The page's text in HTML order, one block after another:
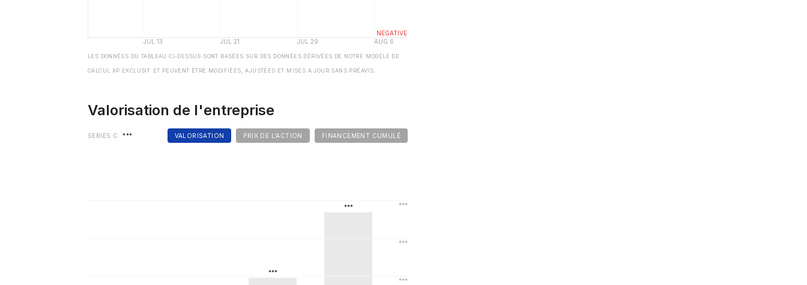
LES DONNÉES DU TABLEAU CI-DESSUS SONT BASÉES SUR DES DONNÉES DÉRIVÉES DE NOTRE MODÈLE DE
CALCUL XP EXCLUSIF ET PEUVENT ÊTRE MODIFIÉES, AJUSTÉES ET MISES À JOUR SANS PRÉAVIS.
Valorisation de l'entreprise
VALORISATION PRIX DE L'ACTION FINANCEMENT CUMULÉ
SERIES C ***